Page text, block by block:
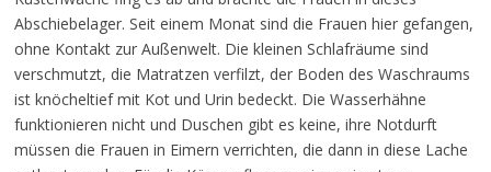
Abschiebelager. Seit einem Monat sind die Frauen hier gefangen,
ohne Kontakt zur Außenwelt. Die kleinen Schlafräume sind
verschmutzt, die Matratzen verfilzt, der Boden des Waschraums
ist knöcheltief mit Kot und Urin bedeckt. Die Wasserhähne
funktionieren nicht und Duschen gibt es keine, ihre Notdurft
müssen die Frauen in Eimern verrichten, die dann in diese Lache